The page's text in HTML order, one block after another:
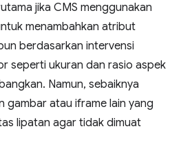
jika CMS menggunakan
menambahkan atribut
berdasarkan intervensi
seperti ukuran dan rasio aspek
Namun, sebaiknya
gambar atau iframe lain yang
lipatan agar tidak dimuat